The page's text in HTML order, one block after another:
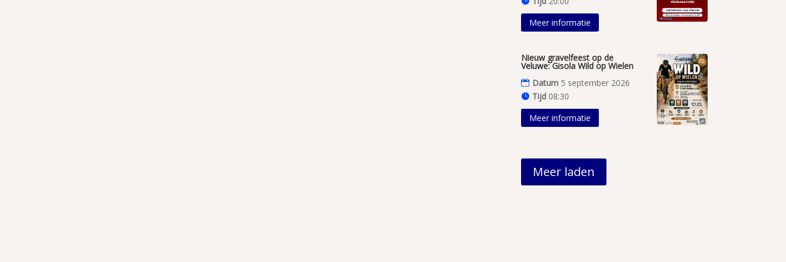
Meer informatie
Nieuw gravelfeest op de
Veluwe: Gisola Wild op Wielen
Datum 5 september 2026
Tijd 08:30
Meer informatie
Meer laden